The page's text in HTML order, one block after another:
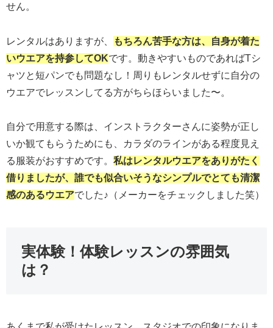
せん。
レンタルはありますが、
もちろん苦手な方は、自身が着た
いウエアを持参してOKです。動きやすいものであればTシ
ャツと短パンでも問題なし！周りもレンタルせずに自分の
ウエアでレッスンしてる方がちらほらいました〜。
自分で用意する際は、インストラクターさんに姿勢が正し
いか観てもらうためにも、カラダのラインがある程度見え
る服装がおすすめです。 私はレンタルウエアをありがたく
借りましたが、誰でも似合いそうなシンプルでとても清潔
感のあるウエアでした♪（メーカーをチェックしました笑）
実体験！体験レッスンの雰囲気
は？